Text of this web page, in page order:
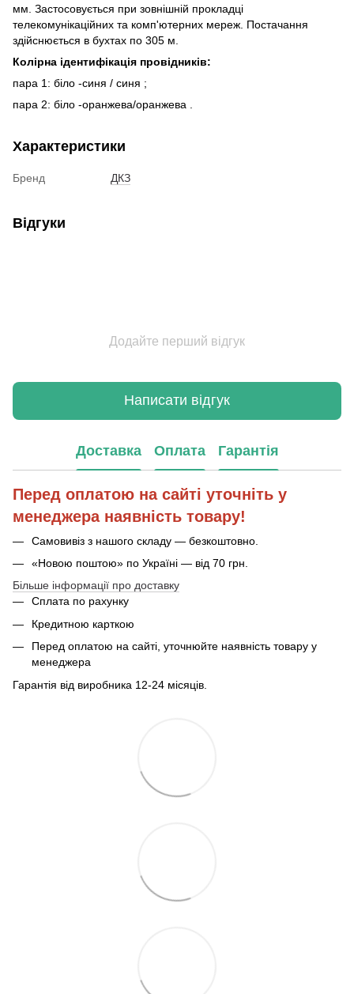
мм. Застосовується при зовнішній прокладці
телекомунікаційних та комп'ютерних мереж. Постачання
здійснюється в бухтах по 305 м.
Колірна ідентифікація провідників:
пара 1: біло -синя / синя ;
пара 2: біло -оранжева/оранжева
Характеристики
Бренд ДКЗ
Відгуки
Додайте перший відгук
Написати відгук
Доставка Оплата Гарантія
Перед оплатою на сайті уточніть у
менеджера наявність товару!
Самовивіз з нашого складу — безкоштовно.
«Новою поштою» по Україні — від 70 грн.
Більше інформації про доставку
Сплата по рахунку
Кредитною карткою
Перед оплатою на сайті, уточнюйте наявність товару у
менеджера
Гарантія від виробника 12-24 місяців.